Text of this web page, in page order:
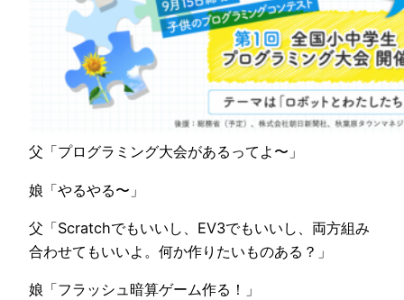
父「プログラミング大会があるってよ〜」
娘「やるやる〜」
父「Scratchでもいいし、EV3でもいいし、両方組み
合わせてもいいよ。何か作りたいものある？」
娘「フラッシュ暗算ゲーム作る！」